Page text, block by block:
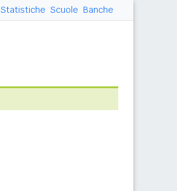
Statistiche Scuole Banche